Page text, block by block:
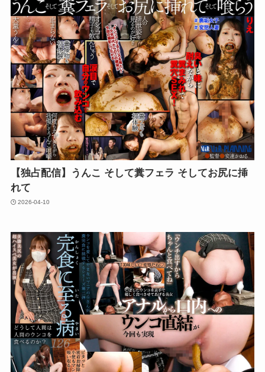
【独占配信】うんこ そして糞フェラ そしてお尻に挿
れて
2026-04-10